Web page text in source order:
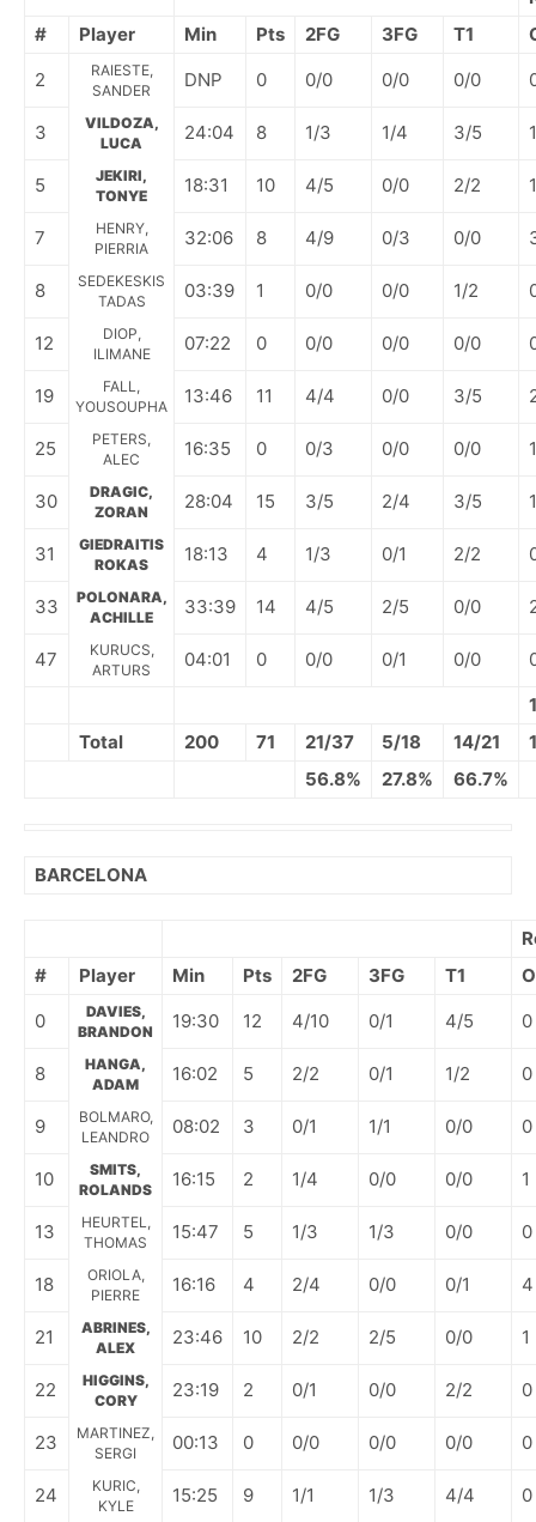
#
Player Min Pts 2FG 3FG T1
2
RAIESTE,
SANDER
DNP 0 0/0 0/0 0/0
3
VILDOZA,
LUCA
24:04 8 1/3 1/4 3/5 1
5
JEKIRI,
TONYE
18:31 10 4/5 0/0 2/2 1
7
HENRY,
PIERRIA
32:06 8 4/9 0/3 0/0
8
SEDEKESKIS
TADAS
03:39 1 0/0 0/0 1/2
12
DIOP,
ILIMANE
07:22 0 0/0 0/0 0/0
19
FALL,
YOUSOUPHA
13:46 11 4/4 0/0 3/5
25
PETERS,
ALEC
16:35 0 0/3 0/0 0/0 1
30
DRAGIC,
ZORAN
28:04 15 3/5 2/4 3/5 1
31
GIEDRAITIS
ROKAS
18:13 4 1/3 0/1 2/2
33
POLONARA,
ACHILLE
33:39 14 4/5 2/5 0/0
47
KURUCS,
ARTURS
04:01 0 0/0 0/1 0/0
1
Total
200 71 21/37 5/18 14/21
56.8%
27.8% 66.7%
BARCELONA
#
Player Min Pts 2FG 3FG T1
O
0
DAVIES,
BRANDON
19:30 12 4/10 0/1 4/5 0
8
HANGA,
ADAM
16:02 5 2/2 0/1 1/2 0
9
BOLMARO,
LEANDRO
08:02 3 0/1 1/1 0/0 0
10
SMITS,
ROLANDS
16:15 2 1/4 0/0 0/0 1
13
HEURTEL,
THOMAS
15:47 5 1/3 1/3 0/0 0
18
ORIOLA,
PIERRE
16:16 4 2/4 0/0 0/1 4
21
ABRINES,
ALEX
23:46 10 2/2 2/5 0/0 1
22
HIGGINS,
CORY
23:19 2 0/1 0/0 2/2 0
23
MARTINEZ,
SERGI
00:13 0 0/0 0/0 0/0 0
24
KURIC,
KYLE
15:25 9 1/1 1/3 4/4 0